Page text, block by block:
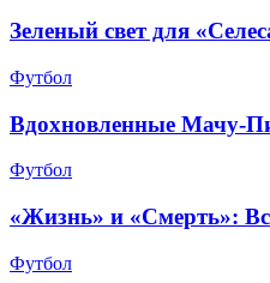
Зеленый свет для
Футбол
Вдохновленные Мачу-
Футбол
«Жизнь» и «Смерть»:
Футбол